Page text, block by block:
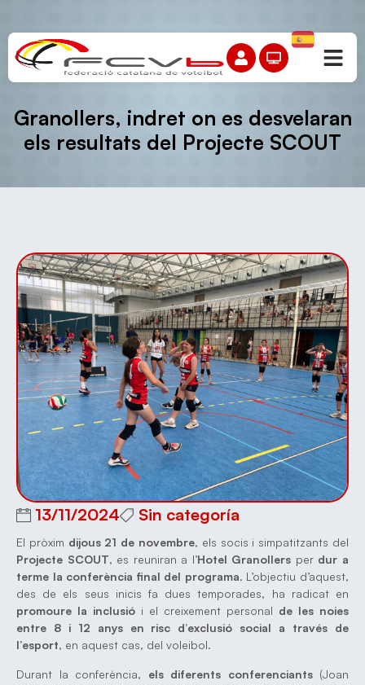
Granollers, indret on es desvelaran
els resultats del Projecte SCOUT
13/11/2024 Sin categoría
El pròxim dijous 21 de novembre, els socis i simpatitzants del
Projecte SCOUT, es reuniran a l’Hotel Granollers per dur a
terme la conferència final del programa. L’objectiu d’aquest,
des de els seus inicis fa dues temporades, ha radicat en
promoure la inclusió i el creixement personal de les noies
entre 8 i 12 anys en risc d’exclusió social a través de
l’esport, en aquest cas, del voleibol.
Durant la conferència, els diferents conferenciants(Joan